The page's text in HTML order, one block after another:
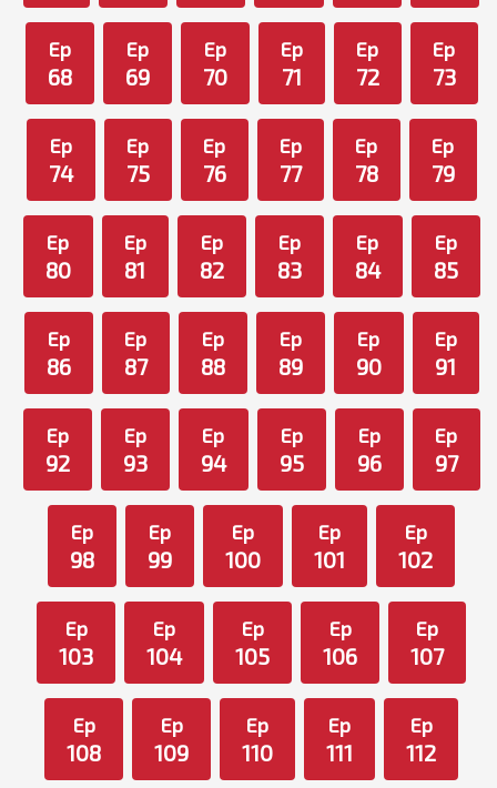
Ep
68
Ep
69
Ep
70
Ep
71
Ep
72
Ep
73
Ep
74
Ep
75
Ep
76
Ep
77
Ep
78
Ep
79
Ep
80
Ep
81
Ep
82
Ep
83
Ep
84
Ep
85
Ep
86
Ep
87
Ep
88
Ep
89
Ep
90
Ep
91
Ep
92
Ep
93
Ep
94
Ep
95
Ep
96
Ep
97
Ep
98
Ep
99
Ep
100
Ep
101
Ep
102
Ep
103
Ep
104
Ep
105
Ep
106
Ep
107
Ep
108
Ep
109
Ep
110
Ep
111
Ep
112